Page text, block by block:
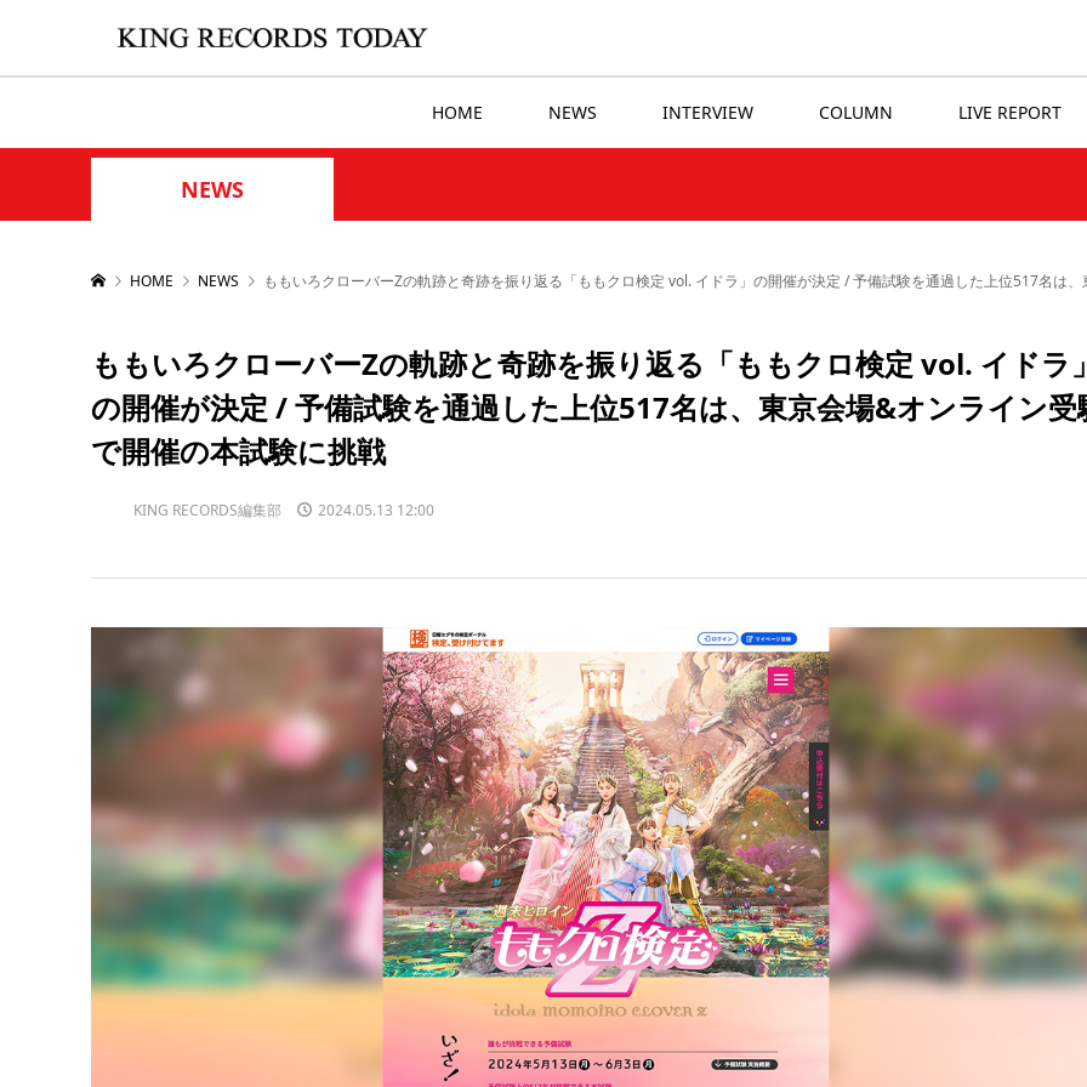
HOME NEWS INTERVIEW COLUMN LIVE REPORT
NEWS
HOME NEWS ももいろクローバーZの軌跡と奇跡を振り返る「ももクロ検定 vol. イドラ」の開催が決定 / 予備試験を通過した上位517名は
ももいろクローバーZの軌跡と奇跡を振り返る「ももクロ検定 vol. イドラ
の開催が決定 / 予備試験を通過した上位517名は、東京会場&オンライン受
で開催の本試験に挑戦
KING RECORDS編集部 2024.05.13 12:00